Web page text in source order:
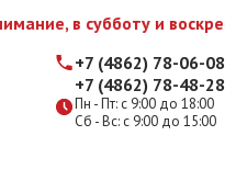
в субботу и
Пн - Пт: с 9:00 до 18:00
Сб - Вс: с 9:00 до 15:00
+7 (4862) 78-06-08
+7 (4862) 78-48-28